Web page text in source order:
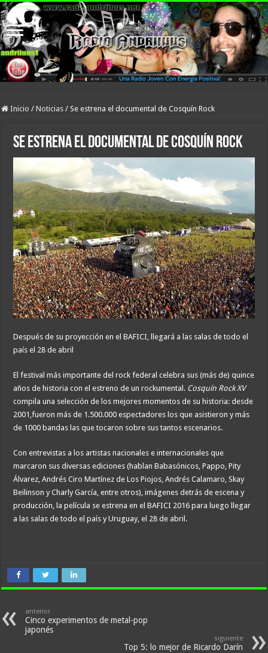
Inicio / Noticias / Se estrena el documental de Cosquín Rock
Se estrena el documental de Cosquín Rock
Después de su proyección en el BAFICI, llegará a las salas de todo el
país el 28 de abril
El festival más importante del rock federal celebra sus (más de) quince
años de historia con el estreno de un rockumental. Cosquín Rock XV
compila una selección de los mejores momentos de su historia: desde
2001,fueron más de 1.500.000 espectadores los que asistieron y más
de 1000 bandas las que tocaron sobre sus tantos escenarios.
Con entrevistas a los artistas nacionales e internacionales que
marcaron sus diversas ediciones (hablan Babasónicos, Pappo, Pity
Álvarez, Andrés Ciro Martínez de Los Piojos, Andrés Calamaro, Skay
Beilinson y Charly García, entre otros), imágenes detrás de escena y
producción, la película se estrena en el BAFICI 2016 para luego llegar
a las salas de todo el país y Uruguay, el 28 de abril.
anterior
Cinco experimentos de metal-pop
japonés
siguiente
Top 5: lo mejor de Ricardo Darín